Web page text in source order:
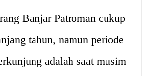
Banjar Patroman cukup
tahun, namun periode
adalah saat musim